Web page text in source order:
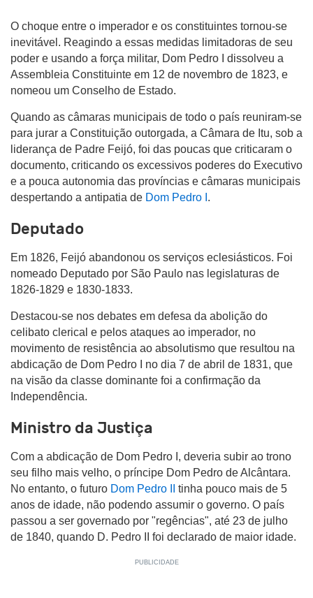
O choque entre o imperador e os constituintes tornou-se
inevitável. Reagindo a essas medidas limitadoras de seu
poder e usando a força militar, Dom Pedro I dissolveu a
Assembleia Constituinte em 12 de novembro de 1823, e
nomeou um Conselho de Estado.
Quando as câmaras municipais de todo o país reuniram-se
para jurar a Constituição outorgada, a Câmara de Itu, sob a
liderança de Padre Feijó, foi das poucas que criticaram o
documento, criticando os excessivos poderes do Executivo
e a pouca autonomia das províncias e câmaras municipais
despertando a antipatia de Dom Pedro I .
Deputado
Em 1826, Feijó abandonou os serviços eclesiásticos. Foi
nomeado Deputado por São Paulo nas legislaturas de
1826-1829 e 1830-1833.
Destacou-se nos debates em defesa da abolição do
celibato clerical e pelos ataques ao imperador, no
movimento de resistência ao absolutismo que resultou na
abdicação de Dom Pedro I no dia 7 de abril de 1831, que
na visão da classe dominante foi a confirmação da
Independência.
Ministro da Justiça
Com a abdicação de Dom Pedro I, deveria subir ao trono
seu filho mais velho, o príncipe Dom Pedro de Alcântara.
No entanto, o futuro Dom Pedro II
tinha pouco mais de 5
anos de idade, não podendo assumir o governo. O país
passou a ser governado por "regências", até 23 de julho
de 1840, quando D. Pedro II foi declarado de maior idade.